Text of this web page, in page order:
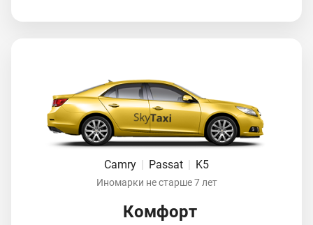
Camry Passat K5
Иномарки не старше 7 лет
Комфорт